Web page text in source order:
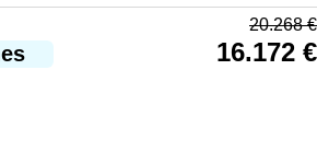
20.268€
16.172 €